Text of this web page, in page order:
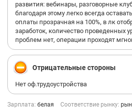
развития: вебинары, разговорные
благодаря этому легко всегда
оплаты прозрачная на 100%, в лк
заработок, количество проведенных
проблем нет, операции проходят
Отрицательные стороны
Нет оф.трудоустройства
Зарплата: белая Соответствие рынку: